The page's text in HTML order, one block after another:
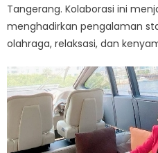
Tangerang. Kolaborasi ini
menghadirkan pengalaman
olahraga, relaksasi, dan